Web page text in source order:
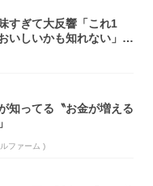
すぎて大反響「これ1
いしいかも知れない」
知ってる〝お金が増える
ファーム )